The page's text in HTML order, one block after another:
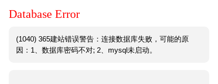
Database Error
(1040) 365建站错误警告：连接数据库失败，可能的原
因：1、数据库密码不对; 2、mysql未启动。